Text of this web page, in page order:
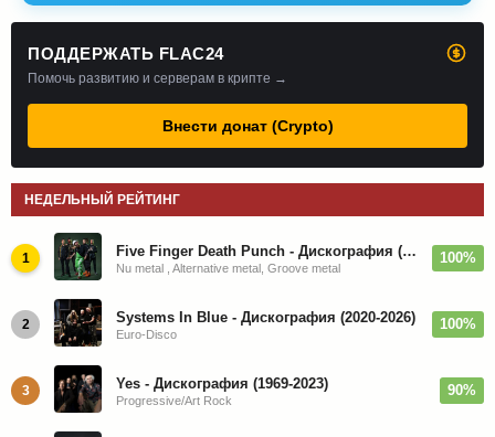
ПОДДЕРЖАТЬ FLAC24
Помочь развитию и серверам в крипте →
Внести донат (Crypto)
НЕДЕЛЬНЫЙ РЕЙТИНГ
1 Five Finger Death Punch - Дискография (2008-2026)
Nu metal , Alternative metal, Groove metal
100%
2 Systems In Blue - Дискография (2020-2026)
Euro-Disco
100%
3 Yes - Дискография (1969-2023)
Progressive/Art Rock
90%